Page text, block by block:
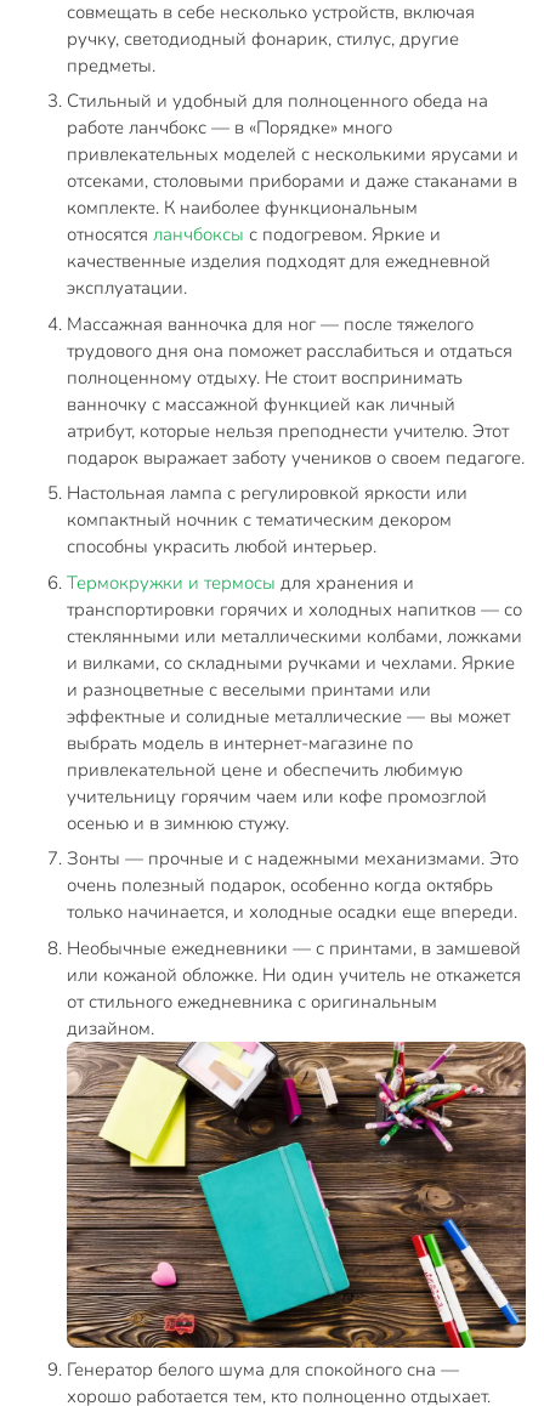
совмещать в себе несколько устройств, включая
ручку, светодиодный фонарик, стилус, другие
предметы.
Стильный и удобный для полноценного обеда на
работе ланчбокс — в «Порядке» много
привлекательных моделей с несколькими ярусами и
отсеками, столовыми приборами и даже стаканами в
комплекте. К наиболее функциональным
относятся ланчбоксы с подогревом. Яркие и
качественные изделия подходят для ежедневной
эксплуатации.
Массажная ванночка для ног — после тяжелого
трудового дня она поможет расслабиться и отдаться
полноценному отдыху. Не стоит воспринимать
ванночку с массажной функцией как личный
атрибут, которые нельзя преподнести учителю. Этот
подарок выражает заботу учеников о своем педагоге.
Настольная лампа с регулировкой яркости или
компактный ночник с тематическим декором
способны украсить любой интерьер.
Термокружки и термосы для хранения и
транспортировки горячих и холодных напитков — со
стеклянными или металлическими колбами, ложками
и вилками, со складными ручками и чехлами. Яркие
и разноцветные с веселыми принтами или
эффектные и солидные металлические — вы может
выбрать модель в интернет-магазине по
привлекательной цене и обеспечить любимую
учительницу горячим чаем или кофе промозглой
осенью и в зимнюю стужу.
Зонты — прочные и с надежными механизмами. Это
очень полезный подарок, особенно когда октябрь
только начинается, и холодные осадки еще впереди.
Необычные ежедневники — с принтами, в замшевой
или кожаной обложке. Ни один учитель не откажется
от стильного ежедневника с оригинальным
дизайном.
Генератор белого шума для спокойного сна —
хорошо работается тем, кто полноценно отдыхает.